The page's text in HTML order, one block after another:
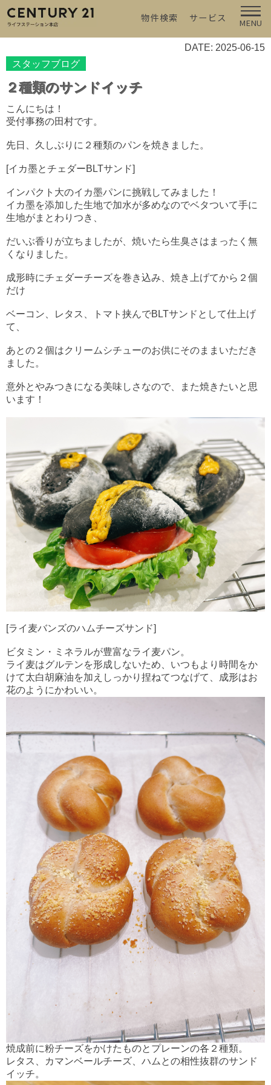
物件検索 サービス MENU
DATE: 2025-06-15
スタッフブログ
２種類のサンドイッチ
こんにちは！
受付事務の田村です。
先日、久しぶりに２種類のパンを焼きました。
[イカ墨とチェダーBLTサンド]
インパクト大のイカ墨パンに挑戦してみました！
イカ墨を添加した生地で加水が多めなのでベタついて手に
生地がまとわりつき、
だいぶ香りが立ちましたが、焼いたら生臭さはまったく無
くなりました。
成形時にチェダーチーズを巻き込み、焼き上げてから２個
だけ
ベーコン、レタス、トマト挟んでBLTサンドとして仕上げ
て、
あとの２個はクリームシチューのお供にそのままいただき
ました。
意外とやみつきになる美味しさなので、また焼きたいと思
います！
[ライ麦バンズのハムチーズサンド]
ビタミン・ミネラルが豊富なライ麦パン。
ライ麦はグルテンを形成しないため、いつもより時間をか
けて太白胡麻油を加えしっかり捏ねてつなげて、成形はお
花のようにかわいい。
焼成前に粉チーズをかけたものとプレーンの各２種類。
レタス、カマンベールチーズ、ハムとの相性抜群のサンド
イッチ。